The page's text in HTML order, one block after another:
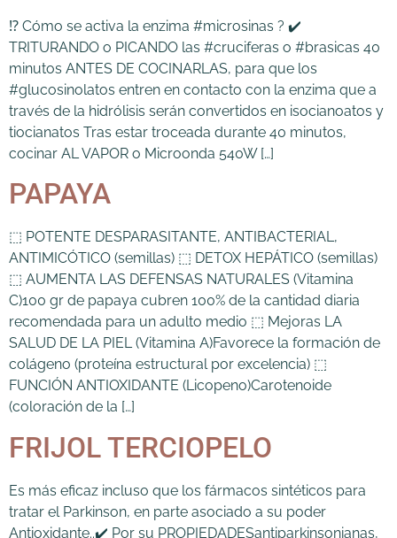
⁉️ Cómo se activa la enzima #microsinas ? ✔️
TRITURANDO o PICANDO las #cruciferas o #brasicas 40
minutos ANTES DE COCINARLAS, para que los
#glucosinolatos entren en contacto con la enzima que a
través de la hidrólisis serán convertidos en isocianoatos y
tiocianatos Tras estar troceada durante 40 minutos,
cocinar AL VAPOR o Microonda 540W […]
PAPAYA
⬚ POTENTE DESPARASITANTE, ANTIBACTERIAL,
ANTIMICÓTICO (semillas) ⬚ DETOX HEPÁTICO (semillas)
⬚ AUMENTA LAS DEFENSAS NATURALES (Vitamina
C)100 gr de papaya cubren 100% de la cantidad diaria
recomendada para un adulto medio ⬚ Mejoras LA
SALUD DE LA PIEL (Vitamina A)Favorece la formación de
colágeno (proteína estructural por excelencia) ⬚
FUNCIÓN ANTIOXIDANTE (Licopeno)Carotenoide
(coloración de la […]
FRIJOL TERCIOPELO
Es más eficaz incluso que los fármacos sintéticos para
tratar el Parkinson, en parte asociado a su poder
Antioxidante..✔️ Por su PROPIEDADESantiparkinsonianas,